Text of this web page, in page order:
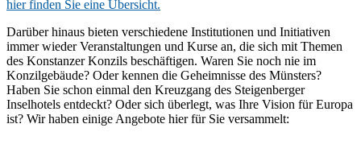
hier finden Sie eine Übersicht.
Darüber hinaus bieten verschiedene Institutionen und Initiativen
immer wieder Veranstaltungen und Kurse an, die sich mit Themen
des Konstanzer Konzils beschäftigen. Waren Sie noch nie im
Konzilgebäude? Oder kennen die Geheimnisse des Münsters?
Haben Sie schon einmal den Kreuzgang des Steigenberger
Inselhotels entdeckt? Oder sich überlegt, was Ihre Vision für Europa
ist? Wir haben einige Angebote hier für Sie versammelt: